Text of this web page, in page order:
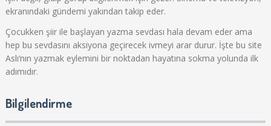
ekranındaki gündemi yakından takip eder.
Çocukken şiir ile başlayan yazma sevdası hala devam eder ama
hep bu sevdasını aksiyona geçirecek ivmeyi arar durur. İşte bu site
Aslı‘nın yazmak eylemini bir noktadan hayatına sokma yolunda ilk
adımıdır.
Bilgilendirme